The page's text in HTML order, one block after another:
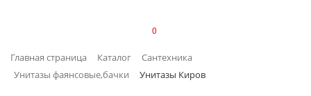
ИНТЕРЬЕР
0
Главная страница Каталог
Сантехника
Унитазы фаянсовые,бачки
Унитазы Киров